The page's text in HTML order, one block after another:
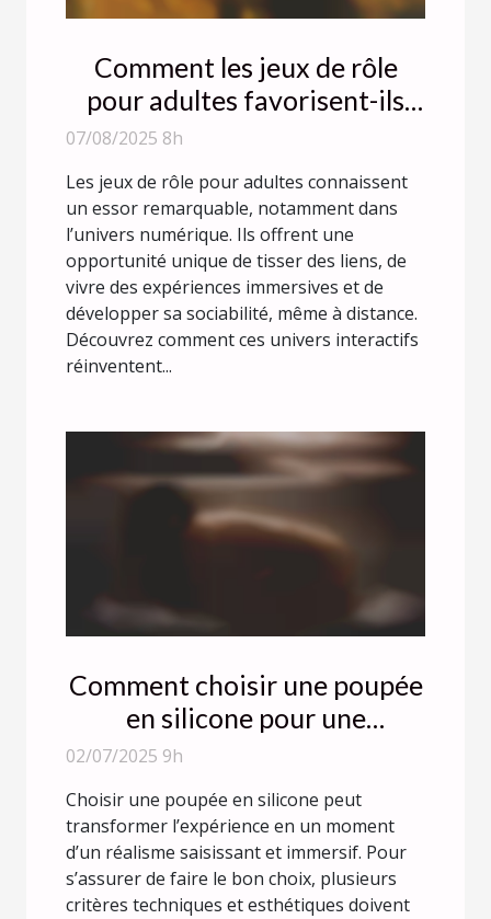
Comment les jeux de rôle
pour adultes favorisent-ils
l'interaction sociale en ligne ?
07/08/2025 8h
Les jeux de rôle pour adultes connaissent
un essor remarquable, notamment dans
l’univers numérique. Ils offrent une
opportunité unique de tisser des liens, de
vivre des expériences immersives et de
développer sa sociabilité, même à distance.
Découvrez comment ces univers interactifs
réinventent...
Comment choisir une poupée
en silicone pour une
expérience réaliste ?
02/07/2025 9h
Choisir une poupée en silicone peut
transformer l’expérience en un moment
d’un réalisme saisissant et immersif. Pour
s’assurer de faire le bon choix, plusieurs
critères techniques et esthétiques doivent